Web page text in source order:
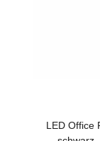
LED Office